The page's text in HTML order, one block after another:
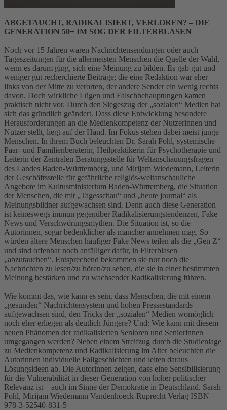
ABGETAUCHT, RADIKALISIERT, VERLOREN? – DIE
GENERATION 50+ IM SOG DER FILTERBLASEN
Noch vor 15 Jahren waren Nachrichtensendungen oder auch
Tageszeitungen für die allermeisten Menschen die Quelle der Wahl,
wenn es darum ging, sich eine Meinung zu bilden. Es gab gut und
weniger gut recherchierte Beiträge; die eine Redaktion war eher
links von der Mitte zu verorten, der andere Sender ein wenig rechts
davon. Doch wirkliche Lügen und Falschbehauptungen kamen
praktisch nicht vor. Durch den Siegeszug der „sozialen“ Medien hat
sich das gründlich geändert. Dass diese Entwicklung besondere
Herausforderungen an die Medienkompetenz der Nutzerinnen und
Nutzer stellt, liegt auf der Hand. Im Fokus stehen dabei meist junge
Menschen. In ihrem Buch beleuchten Dr. Sarah Pohl, systemische
Paar- und Familienberaterin, Heilpraktikerin für Psychotherapie und
Leiterin der Zentralen Beratungsstelle für Weltanschauungsfragen
des Landes Baden-Württemberg, und Mirijam Wiedemann, Leiterin
der Geschäftsstelle für gefährliche religiös-weltanschauliche
Angebote im Kultusministerium Baden-Württemberg, die Situation
der Menschen, die mit „Tagesschau“ und „heute journal“ als
Meinungsbildner aufgewachsen sind. Denn auch diese Generation
ist keineswegs immun gegenüber Radikalisierungstendenzen, Fake
News und Verschwörungsmythen. Die Situation ist, so die
Autorinnen, sogar bedenklicher als mancher annehmen mag. So
würden ältere Menschen häufiger Fake News teilen als die „Gen Z“
und sind offenbar noch anfälliger dafür, in Filterblasen
„abzutauchen“. Entsprechend bekommen sie nur noch die
Nachrichten zu lesen/zu hören/zu sehen, die sie in einer bestimmten
Meinung bestärken und zu wachsender Radikalisierung führen.
Wie kommt das, wie kann es sein, dass Menschen, die mit einem
„gesunden“ Nachrichtensystem und hohen Pressestandards
aufgewachsen sind, den Tricks der „sozialen“ Medien womöglich
noch eher erliegen als deutlich Jüngere? Und: Wie kann mit diesem
neuen Phänomen der radikalisierten Senioren und Seniorinnen
umgegangen werden? Neben einem Streifzug durch die Studienlage
zu Medienkompetenz und Radikalisierung im Alter beleuchten die
Autorinnen individuelle Fallgeschichten und leiten daraus
Lösungsideen ab. Die Autorinnen zeigen, dass eine Sensibilisierung
für die Vulnerabilität in dieser Generation von hoher politischer
Relevanz ist – auch im Sinne der Demokratie in Deutschland. Sarah
Pohl, Mirijam Wiedemann Vandenhoeck-Ruprecht Verlag ISBN
978-3-52540-831-5